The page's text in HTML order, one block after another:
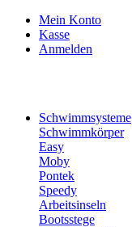
Mein Konto
Kasse
Anmelden
Schwimmsysteme
Schwimmkörper
Easy
Moby
Pontek
Speedy
Arbeitsinseln
Bootsstege